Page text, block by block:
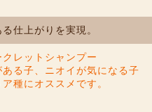
仕上がりを実現。
レットシャンプー
ある子、ニオイが気になる子
種にオススメです。